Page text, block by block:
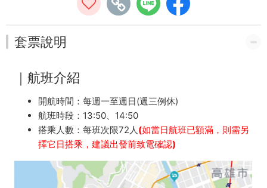
套票說明
｜航班介紹
開航時間：每週一至週日(週三例休)
航班時段：13:50、14:50
搭乘人數：每班次限72人(如當日航班已額滿，則需另
擇它日搭乘，建議出發前致電確認)